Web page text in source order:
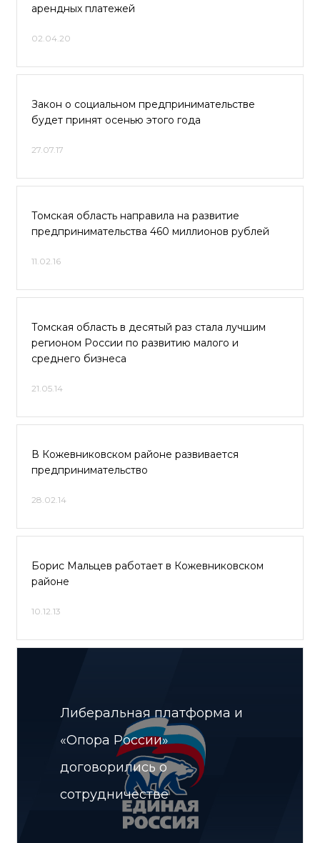
арендных платежей
02.04.20
Закон о социальном предпринимательстве
будет принят осенью этого года
27.07.17
Томская область направила на развитие
предпринимательства 460 миллионов рублей
11.02.16
Томская область в десятый раз стала лучшим
регионом России по развитию малого и
среднего бизнеса
21.05.14
В Кожевниковском районе развивается
предпринимательство
28.02.14
Борис Мальцев работает в Кожевниковском
районе
10.12.13
Либеральная платформа и
«Опора России»
договорились о
сотрудничестве